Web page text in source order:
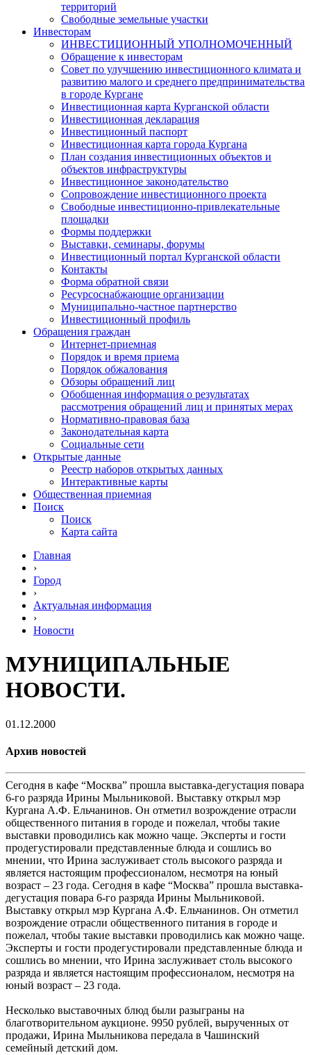
территорий
Свободные земельные участки
Инвесторам
ИНВЕСТИЦИОННЫЙ УПОЛНОМОЧЕННЫЙ
Обращение к инвесторам
Совет по улучшению инвестиционного климата и
развитию малого и среднего предпринимательства
в городе Кургане
Инвестиционная карта Курганской области
Инвестиционная декларация
Инвестиционный паспорт
Инвестиционная карта города Кургана
План создания инвестиционных объектов и
объектов инфраструктуры
Инвестиционное законодательство
Сопровождение инвестиционного проекта
Свободные инвестиционно-привлекательные
площадки
Формы поддержки
Выставки, семинары, форумы
Инвестиционный портал Курганской области
Контакты
Форма обратной связи
Ресурсоснабжающие организации
Муниципально-частное партнерство
Инвестиционный профиль
Обращения граждан
Интернет-приемная
Порядок и время приема
Порядок обжалования
Обзоры обращений лиц
Обобщенная информация о результатах
рассмотрения обращений лиц и принятых мерах
Нормативно-правовая база
Законодательная карта
Социальные сети
Открытые данные
Реестр наборов открытых данных
Интерактивные карты
Общественная приемная
Поиск
Поиск
Карта сайта
Главная
›
Город
›
Актуальная информация
›
Новости
МУНИЦИПАЛЬНЫЕ
НОВОСТИ.
01.12.2000
Архив новостей
Сегодня в кафе “Москва” прошла выставка-дегустация повара
6-го разряда Ирины Мыльниковой. Выставку открыл мэр
Кургана А.Ф. Ельчанинов. Он отметил возрождение отрасли
общественного питания в городе и пожелал, чтобы такие
выставки проводились как можно чаще. Эксперты и гости
продегустировали представленные блюда и сошлись во
мнении, что Ирина заслуживает столь высокого разряда и
является настоящим профессионалом, несмотря на юный
возраст – 23 года. Сегодня в кафе “Москва” прошла выставка-
дегустация повара 6-го разряда Ирины Мыльниковой.
Выставку открыл мэр Кургана А.Ф. Ельчанинов. Он отметил
возрождение отрасли общественного питания в городе и
пожелал, чтобы такие выставки проводились как можно чаще.
Эксперты и гости продегустировали представленные блюда и
сошлись во мнении, что Ирина заслуживает столь высокого
разряда и является настоящим профессионалом, несмотря на
юный возраст – 23 года.
Несколько выставочных блюд были разыграны на
благотворительном аукционе. 9950 рублей, вырученных от
продажи, Ирина Мыльникова передала в Чашинский
семейный детский дом.